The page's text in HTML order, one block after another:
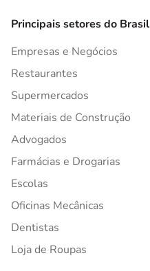
Principais setores do Brasil
Empresas e Negócios
Restaurantes
Supermercados
Materiais de Construção
Advogados
Farmácias e Drogarias
Escolas
Oficinas Mecânicas
Dentistas
Loja de Roupas